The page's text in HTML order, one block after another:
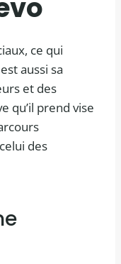
ce qui
aussi sa
et des
qu’il prend vise
des